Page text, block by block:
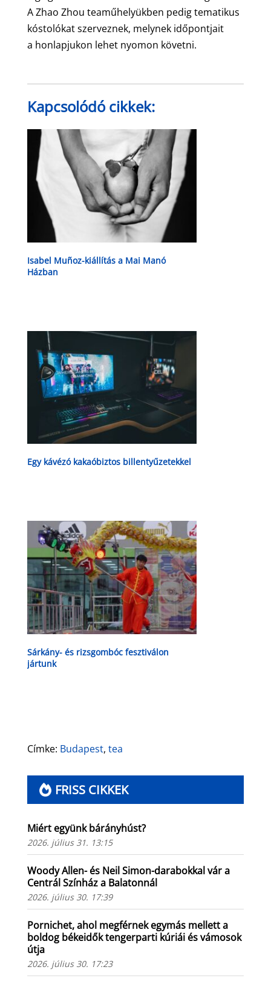
A Zhao Zhou teaműhelyükben pedig tematikus
kóstolókat szerveznek, melynek időpontjait
a honlapjukon lehet nyomon követni.
Kapcsolódó cikkek:
Isabel Muñoz-kiállítás a Mai Manó
Házban
Egy kávézó kakaóbiztos billentyűzetekkel
Sárkány- és rizsgombóc fesztiválon
jártunk
Címke: Budapest, tea
FRISS CIKKEK
Miért együnk bárányhúst?
2026. július 31. 13:15
Woody Allen- és Neil Simon-darabokkal vár a
Centrál Színház a Balatonnál
2026. július 30. 17:39
Pornichet, ahol megférnek egymás mellett a
boldog békeidők tengerparti kúriái és vámosok
útja
2026. július 30. 17:23